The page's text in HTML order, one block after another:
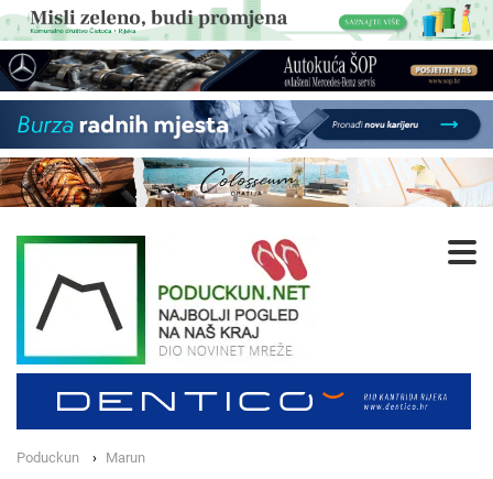
Poduckun Marun